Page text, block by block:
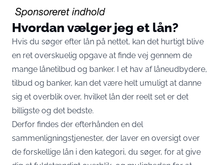
Hvordan vælger jeg et lån?
Hvis du søger efter lån på nettet, kan det hurtigt blive
en ret overskuelig opgave at finde vej gennem de
mange lånetilbud og banker. I et hav af låneudbydere,
tilbud og banker, kan det være helt umuligt at danne
sig et overblik over, hvilket lån der reelt set er det
billigste og det bedste.
Derfor findes der efterhånden en del
sammenligningstjenester, der laver en oversigt over
de forskellige lån i den kategori, du søger, for at give